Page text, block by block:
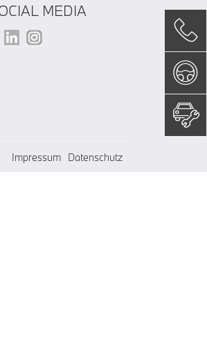
MEDIA
Impressum Datenschutz